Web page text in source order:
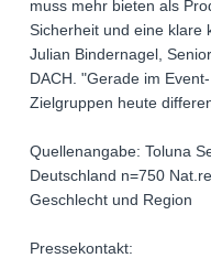
muss mehr bieten als
Sicherheit und eine klare
Julian Bindernagel,
DACH. "Gerade im
Zielgruppen heute
Quellenangabe: Toluna
Deutschland n=750
Geschlecht und Region
Pressekontakt: